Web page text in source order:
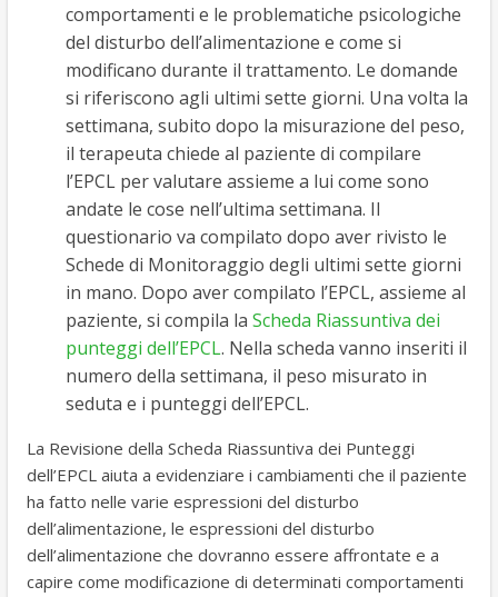
comportamenti e le problematiche psicologiche
del disturbo dell’alimentazione e come si
modificano durante il trattamento. Le domande
si riferiscono agli ultimi sette giorni. Una volta la
settimana, subito dopo la misurazione del peso,
il terapeuta chiede al paziente di compilare
l’EPCL per valutare assieme a lui come sono
andate le cose nell’ultima settimana. Il
questionario va compilato dopo aver rivisto le
Schede di Monitoraggio degli ultimi sette giorni
in mano. Dopo aver compilato l’EPCL, assieme al
paziente, si compila la Scheda Riassuntiva dei
punteggi dell’EPCL. Nella scheda vanno inseriti il
numero della settimana, il peso misurato in
seduta e i punteggi dell’EPCL.
La Revisione della Scheda Riassuntiva dei Punteggi
dell’EPCL aiuta a evidenziare i cambiamenti che il paziente
ha fatto nelle varie espressioni del disturbo
dell’alimentazione, le espressioni del disturbo
dell’alimentazione che dovranno essere affrontate e a
capire come modificazione di determinati comportamenti